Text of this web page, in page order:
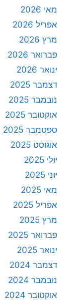
מאי 2026
אפריל 2026
מרץ 2026
פברואר 2026
ינואר 2026
דצמבר 2025
נובמבר 2025
אוקטובר 2025
ספטמבר 2025
אוגוסט 2025
יולי 2025
יוני 2025
מאי 2025
אפריל 2025
מרץ 2025
פברואר 2025
ינואר 2025
דצמבר 2024
נובמבר 2024
אוקטובר 2024